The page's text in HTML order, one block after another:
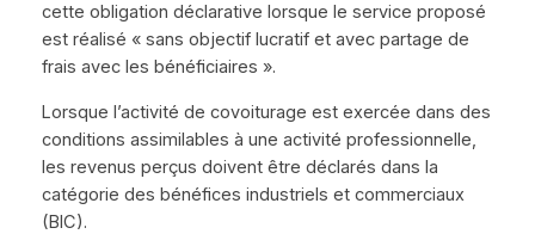
cette obligation déclarative lorsque le service proposé
est réalisé « sans objectif lucratif et avec partage de
frais avec les bénéficiaires ».
Lorsque l’activité de covoiturage est exercée dans des
conditions assimilables à une activité professionnelle,
les revenus perçus doivent être déclarés dans la
catégorie des bénéfices industriels et commerciaux
(BIC).